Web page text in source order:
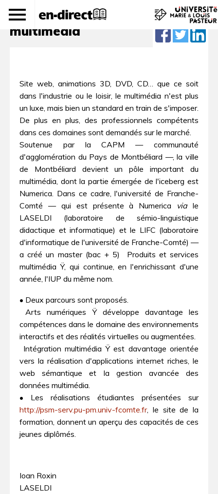
Master produits et services
multimédia
Site web, animations 3D, DVD, CD… que ce soit
dans l'industrie ou le loisir, le multimédia n'est plus
un luxe, mais bien un standard en train de s'imposer.
De plus en plus, des professionnels compétents
dans ces domaines sont demandés sur le marché.
Soutenue par la CAPM — communauté
d'agglomération du Pays de Montbéliard —, la ville
de Montbéliard devient un pôle important du
multimédia, dont la partie émergée de l'iceberg est
Numerica. Dans ce cadre, l'université de Franche-
Comté — qui est présente à Numerica viale
LASELDI (laboratoire de sémio-linguistique
didactique et informatique) et le LIFC (laboratoire
d'informatique de l'université de Franche-Comté) —
a créé un master (bac + 5)  Produits et services
multimédia Ÿ, qui continue, en l'enrichissant d'une
année, l'IUP du même nom.
• Deux parcours sont proposés.
 Arts numériques Ÿ développe davantage les
compétences dans le domaine des environnements
interactifs et des réalités virtuelles ou augmentées.
 Intégration multimédia Ÿ est davantage orientée
vers la réalisation d'applications internet riches, le
web sémantique et la gestion avancée des
données multimédia.
• Les réalisations étudiantes présentées sur
http://psm-serv.pu-pm.univ-fcomte.fr, le site de la
formation, donnent un aperçu des capacités de ces
jeunes diplômés.
Ioan Roxin
LASELDI